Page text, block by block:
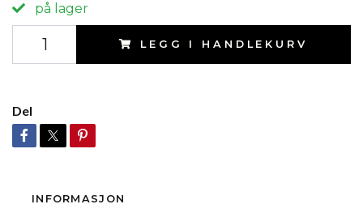
på lager
LEGG I HANDLEKURV
Del
INFORMASJON